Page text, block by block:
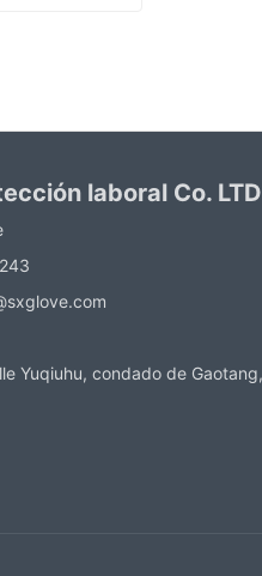
laboral Co.
Yuqiuhu, condado de